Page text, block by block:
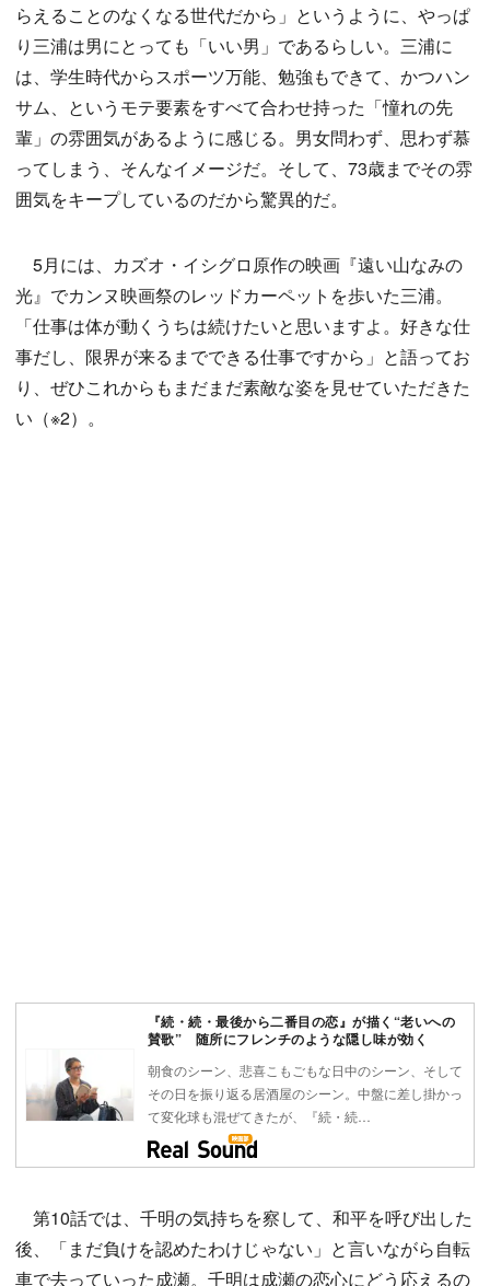
らえることのなくなる世代だから」というように、やっぱ
り三浦は男にとっても「いい男」であるらしい。三浦に
は、学生時代からスポーツ万能、勉強もできて、かつハン
サム、というモテ要素をすべて合わせ持った「憧れの先
輩」の雰囲気があるように感じる。男女問わず、思わず慕
ってしまう、そんなイメージだ。そして、73歳までその雰
囲気をキープしているのだから驚異的だ。
5月には、カズオ・イシグロ原作の映画『遠い山なみの
光』でカンヌ映画祭のレッドカーペットを歩いた三浦。
「仕事は体が動くうちは続けたいと思いますよ。好きな仕
事だし、限界が来るまでできる仕事ですから」と語ってお
り、ぜひこれからもまだまだ素敵な姿を見せていただきた
い（※2）。
『続・続・最後から二番目の恋』が描く“老いへの
賛歌” 随所にフレンチのような隠し味が効く
朝食のシーン、悲喜こもごもな日中のシーン、そして
その日を振り返る居酒屋のシーン。中盤に差し掛かっ
て変化球も混ぜてきたが、『続・続…
第10話では、千明の気持ちを察して、和平を呼び出した
後、「まだ負けを認めたわけじゃない」と言いながら自転
車で去っていった成瀬。千明は成瀬の恋心にどう応えるの